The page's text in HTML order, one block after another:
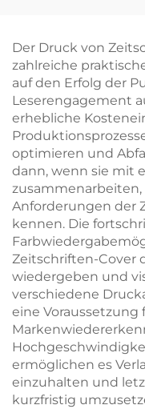
Der Druck von
zahlreiche
auf den Erfolg der
Leserengagement
erhebliche
optimieren und
dann, wenn sie mit
Anforderungen der
kennen. Die
Zeitschriften-Cover
wiedergeben und
verschiedene
eine
ermöglichen es
einzuhalten und
kurzfristig